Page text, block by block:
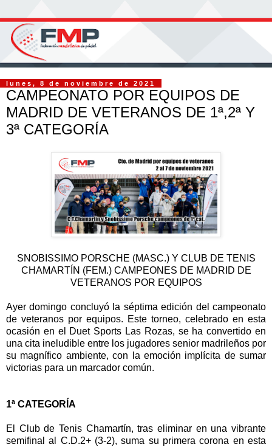
lunes, 8 de noviembre de 2021
CAMPEONATO POR EQUIPOS DE
MADRID DE VETERANOS DE 1ª,2ª Y
3ª CATEGORÍA
SNOBISSIMO PORSCHE (MASC.) Y CLUB DE TENIS
CHAMARTÍN (FEM.) CAMPEONES DE MADRID DE
VETERANOS POR EQUIPOS
Ayer domingo concluyó la séptima edición del campeonato
de veteranos por equipos. Este torneo, celebrado en esta
ocasión en el Duet Sports Las Rozas, se ha convertido en
una cita ineludible entre los jugadores senior madrileños por
su magnífico ambiente, con la emoción implícita de sumar
victorias para un marcador común.
1ª CATEGORÍA
El Club de Tenis Chamartín, tras eliminar en una vibrante
semifinal al C.D.2+ (3-2), suma su primera corona en esta